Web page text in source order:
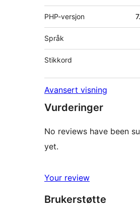
PHP-versjon
Språk
Stikkord
Avansert visning
Vurderinger
No reviews have been
yet.
Your review
Brukerstøtte